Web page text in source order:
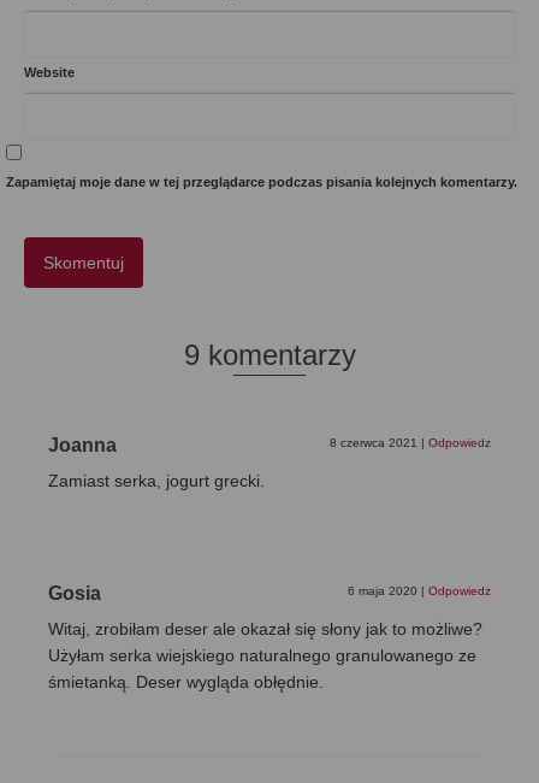
Website
Zapamiętaj moje dane w tej przeglądarce podczas pisania kolejnych komentarzy.
9 komentarzy
Joanna 8 czerwca 2021 | Odpowiedz
Zamiast serka, jogurt grecki.
Gosia 6 maja 2020 | Odpowiedz
Witaj, zrobiłam deser ale okazał się słony jak to możliwe?
Użyłam serka wiejskiego naturalnego granulowanego ze
śmietanką. Deser wygląda obłędnie.